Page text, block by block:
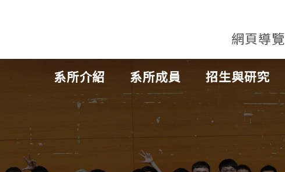
網頁導覽
系所介紹 系所成員 招生與研究